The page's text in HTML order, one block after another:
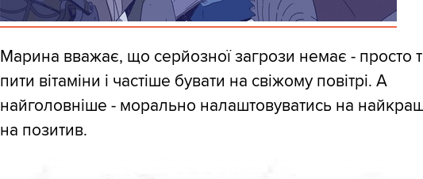
Марина вважає, що cерйозної загрози немає - просто
пити вітаміни і частіше бувати на свіжому повітрі. А
найголовніше - морально налаштовуватись на
на позитив.